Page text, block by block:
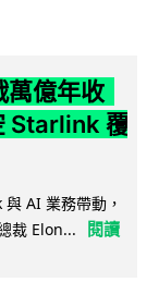
億年收
Starlink 覆
AI 業務帶動，
裁 Elon...
閱讀